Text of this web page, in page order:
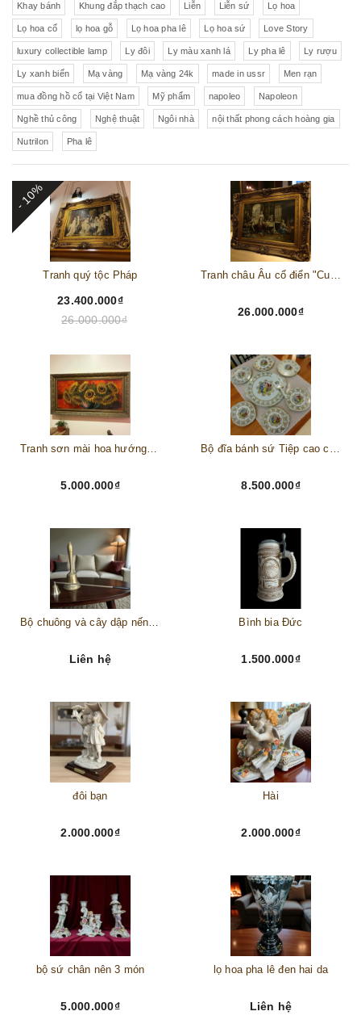
Khay bánh Khung đắp thạch cao Liễn Liễn sứ Lọ hoa
Lọ hoa cổ lọ hoa gỗ Lọ hoa pha lê Lọ hoa sứ Love Story
luxury collectible lamp Ly đôi Ly màu xanh lá Ly pha lê Ly rượu
Ly xanh biển Mạ vàng Mạ vàng 24k made in ussr Men rạn
mua đồng hồ cổ tại Việt Nam Mỹ phẩm napoleo Napoleon
Nghề thủ công Nghệ thuật Ngôi nhà nội thất phong cách hoàng gia
Nutrilon Pha lê
- 10%
Tranh quý tộc Pháp
23.400.000₫
26.000.000₫
Tranh châu Âu cổ điển "Cuộc sống lao động"
26.000.000₫
Tranh sơn mài hoa hướng dương châu Âu
5.000.000₫
Bộ đĩa bánh sứ Tiệp cao cấp – Biểu tượng tinh tế cho bàn tiệc thượng lưu
8.500.000₫
Bộ chuông và cây dập nến đồng
Liên hệ
Bình bia Đức
1.500.000₫
đôi bạn
2.000.000₫
Hài
2.000.000₫
bộ sứ chân nên 3 món
5.000.000₫
lọ hoa pha lê đen hai da
Liên hệ